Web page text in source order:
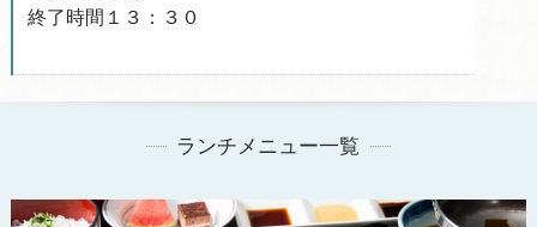
終了時間１３：３０
ランチメニュー一覧